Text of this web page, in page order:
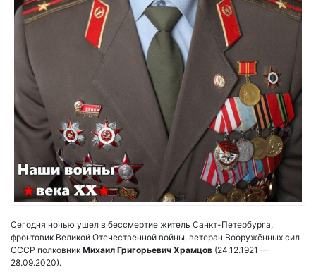
Сегодня ночью ушел в бессмертие житель Санкт-Петербурга,
фронтовик Великой Отечественной войны, ветеран Вооружённых сил
СССР полковник Михаил Григорьевич Храмцов (24.12.1921 —
28.09.2020).